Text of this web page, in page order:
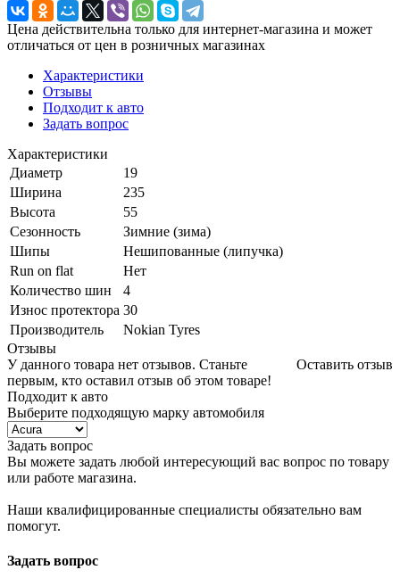
Цена действительна только для интернет-магазина и может
отличаться от цен в розничных магазинах
Характеристики
Отзывы
Подходит к авто
Задать вопрос
Характеристики
Диаметр
19
Ширина
235
Высота
55
Сезонность
Зимние (зима)
Шипы
Нешипованные (липучка)
Run on flat
Нет
Количество шин
4
Износ протектора 30
Производитель
Nokian Tyres
Отзывы
Оставить отзыв
У данного товара нет отзывов. Станьте
первым, кто оставил отзыв об этом товаре!
Подходит к авто
Выберите подходящую марку автомобиля
Задать вопрос
Вы можете задать любой интересующий вас вопрос по товару
или работе магазина.
Наши квалифицированные специалисты обязательно вам
помогут.
Задать вопрос